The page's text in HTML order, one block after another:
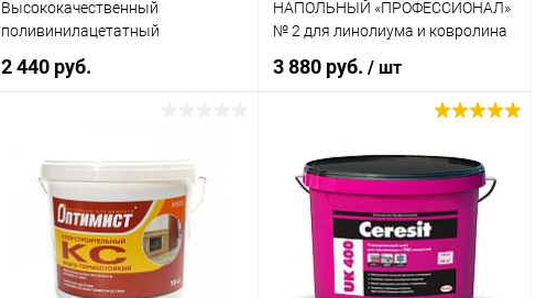
Клей Bostik Tarbicol КЕ 310
каучуковая, для линолеума
Высококачественный
поливинилацетатный
2 440 руб.
В корзину
Купить в 1 клик К сравнению
В избранное В наличии
Литраж | Масса:
НАПОЛЬНЫЙ «ПРОФЕССИОНАЛ»
№ 2 для линолиума и ковролина
3 880 руб./ шт
В корзину
Купить в 1 клик К сравнению
В избранное В наличии